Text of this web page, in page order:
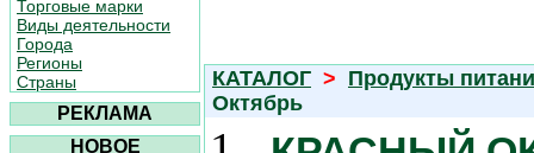
Торговые марки
Виды деятельности
Города
Регионы
Страны
РЕКЛАМА
НОВОЕ
КАТАЛОГ > Продукты
Октябрь